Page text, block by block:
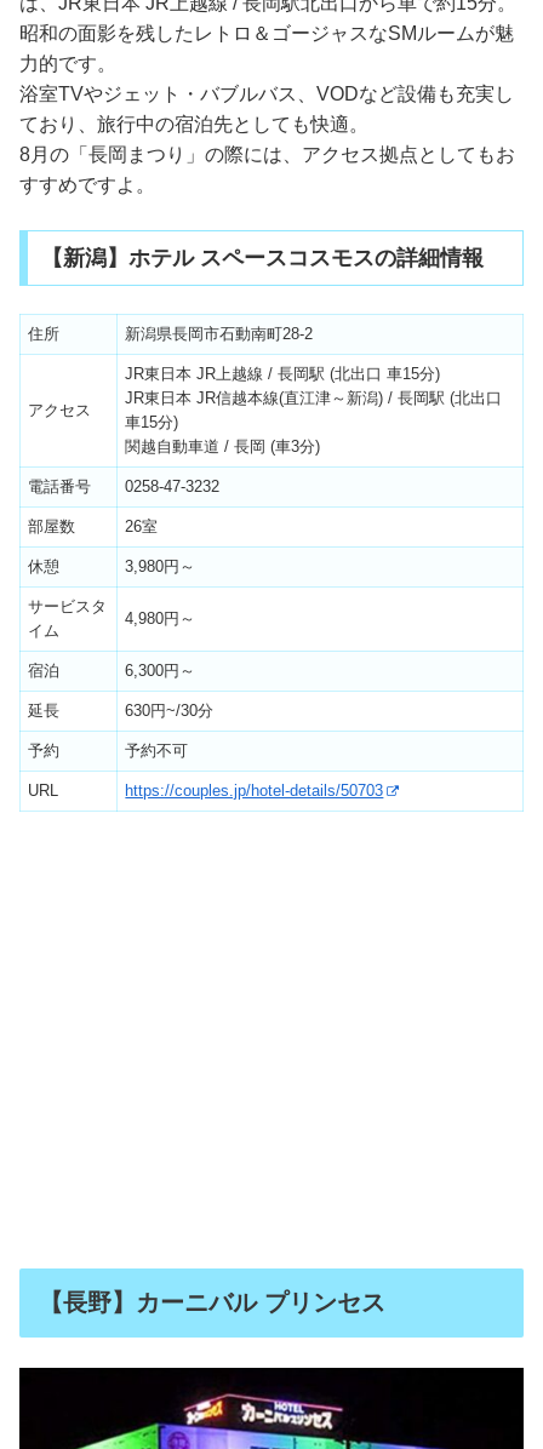
昭和の面影を残したレトロ＆ゴージャスなSMルームが魅
力的です。
浴室TVやジェット・バブルバス、VODなど設備も充実し
ており、旅行中の宿泊先としても快適。
8月の「長岡まつり」の際には、アクセス拠点としてもお
すすめですよ。
【新潟】ホテル スペースコスモスの詳細情報
住所 新潟県長岡市石動南町28-2
アクセス
JR東日本 JR上越線 / 長岡駅 (北出口 車15分)
JR東日本 JR信越本線(直江津～新潟) / 長岡駅 (北出口
車15分)
関越自動車道 / 長岡 (車3分)
電話番号 0258-47-3232
部屋数 26室
休憩 3,980円～
サービスタ
イム
4,980円～
宿泊 6,300円～
延長 630円~/30分
予約 予約不可
URL https://couples.jp/hotel-details/50703
【長野】カーニバル プリンセス